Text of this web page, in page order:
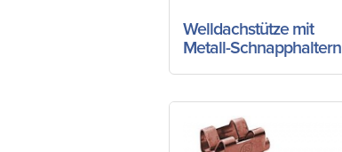
Welldachstütze mit
Metall-Schnapphaltern